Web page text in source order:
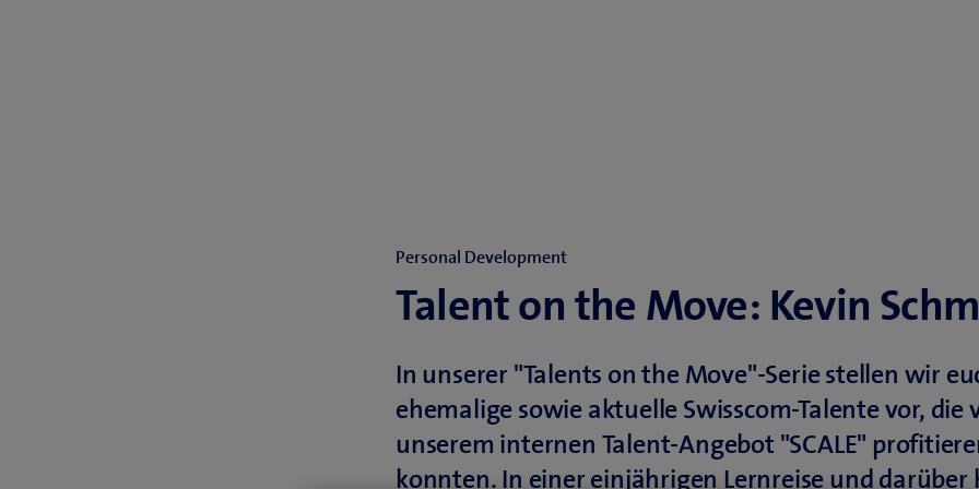
Personal Development
Talent on the Move: Kevin
In unserer "Talents on the Move"-Serie stellen wir
ehemalige sowie aktuelle Swisscom-Talente vor, die
unserem internen Talent-Angebot "SCALE"
konnten. In einer einjährigen Lernreise und darüber